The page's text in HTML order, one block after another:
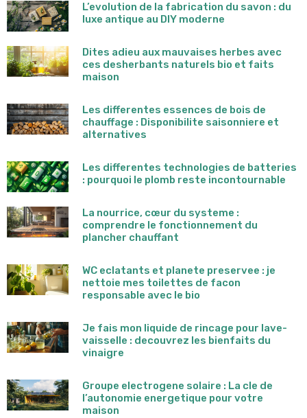
L’evolution de la fabrication du savon : du
luxe antique au DIY moderne
Dites adieu aux mauvaises herbes avec
ces desherbants naturels bio et faits
maison
Les differentes essences de bois de
chauffage : Disponibilite saisonniere et
alternatives
Les differentes technologies de batteries
: pourquoi le plomb reste incontournable
La nourrice, cœur du systeme :
comprendre le fonctionnement du
plancher chauffant
WC eclatants et planete preservee : je
nettoie mes toilettes de facon
responsable avec le bio
Je fais mon liquide de rincage pour lave-
vaisselle : decouvrez les bienfaits du
vinaigre
Groupe electrogene solaire : La cle de
l’autonomie energetique pour votre
maison